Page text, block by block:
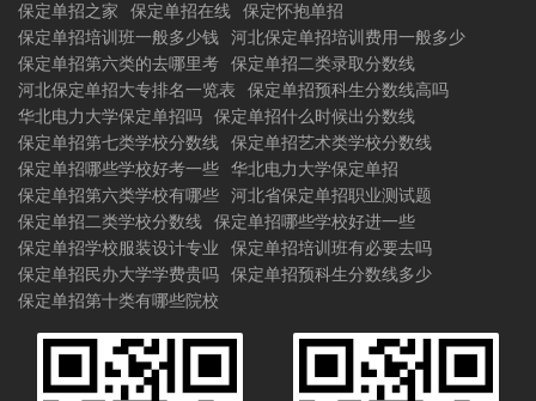
保定单招之家
保定单招在线
保定怀抱单招
保定单招培训班一般多少钱
河北保定单招培训费用一般多少
保定单招第六类的去哪里考
保定单招二类录取分数线
河北保定单招大专排名一览表
保定单招预科生分数线高吗
华北电力大学保定单招吗
保定单招什么时候出分数线
保定单招第七类学校分数线
保定单招艺术类学校分数线
保定单招哪些学校好考一些
华北电力大学保定单招
保定单招第六类学校有哪些
河北省保定单招职业测试题
保定单招二类学校分数线
保定单招哪些学校好进一些
保定单招学校服装设计专业
保定单招培训班有必要去吗
保定单招民办大学学费贵吗
保定单招预科生分数线多少
保定单招第十类有哪些院校